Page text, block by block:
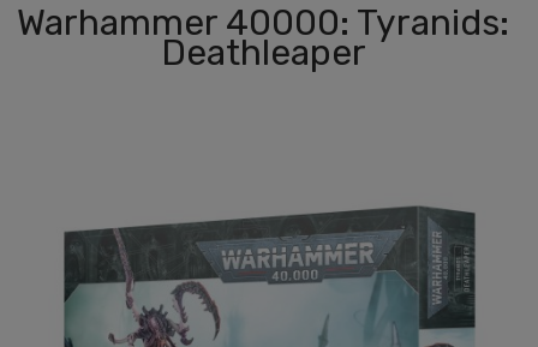
Warhammer 40000: Tyranids:
Deathleaper